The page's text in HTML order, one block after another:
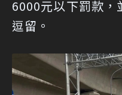
6000元以下罰款，
逗留。